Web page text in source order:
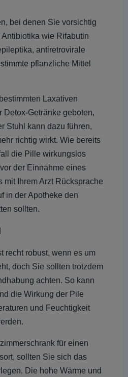
bei denen Sie vorsichtig
wie Rifabutin
antiretrovirale
pflanzliche Mittel
Laxativen
Getränke geboten,
Stuhl kann dazu führen,
richtig wirkt. Wie bereits
die Pille wirkungslos
der Einnahme eines
mit Ihrem Arzt Rücksprache
in der Apotheke den
sollten.
recht robust, wenn es um
doch Sie sollten trotzdem
achten. So kann
die Wirkung der Pile
und Feuchtigkeit
für einen
sollten Sie sich das
Die hohe Wärme und